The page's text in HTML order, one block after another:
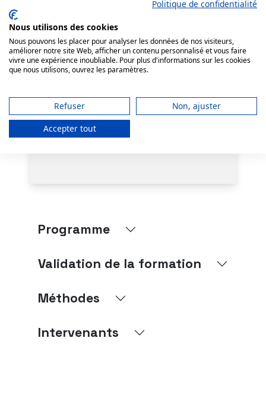
Maîtriser l’environnement de
professionnelle et savoir
gérer le temps
Taux d'atteinte des objectifs de la
formation : 100%
Programme
Validation de la formation
Méthodes
Intervenants
Politique de confidentialité
Nous utilisons des cookies
Nous pouvons les placer pour analyser les données de nos visiteurs,
améliorer notre site Web, afficher un contenu personnalisé et vous faire
vivre une expérience inoubliable. Pour plus d'informations sur les cookies
que nous utilisons, ouvrez les paramètres.
Refuser
Non, ajuster
Accepter tout